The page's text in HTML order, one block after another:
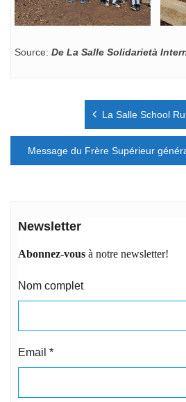
Source: De La Salle Solidarietà
Navigation
l’article
La Salle School
Message du Frère Supérieur
Newsletter
Abonnez-vous à notre newsletter!
Nom complet
Email *